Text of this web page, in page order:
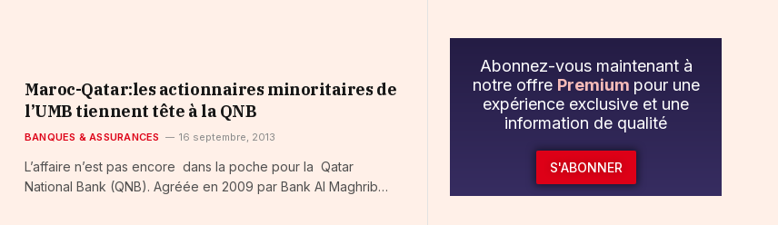
Maroc-Qatar:les actionnaires minoritaires de
l’UMB tiennent tête à la QNB
BANQUES & ASSURANCES 16 septembre, 2013
L’affaire n’est pas encore dans la poche pour la Qatar
National Bank (QNB). Agréée en 2009 par Bank Al Maghrib…
Abonnez-vous maintenant à
notre offre Premium pour une
expérience exclusive et une
information de qualité
S'ABONNER